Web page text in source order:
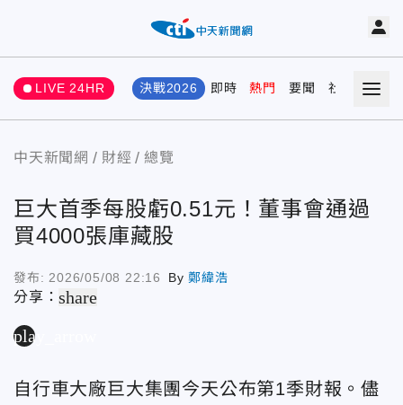
LIVE 24HR 決戰2026 即時 熱門 要聞 社會 娛樂
中天新聞網 財經 總覽
巨大首季每股虧0.51元！董事會通過
買4000張庫藏股
發布: 2026/05/08 22:16 By鄭緯浩
分享：share
play_arrow
自行車大廠巨大集團今天公布第1季財報。儘